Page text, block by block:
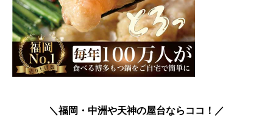
＼福岡・中洲や天神の屋台ならココ！／